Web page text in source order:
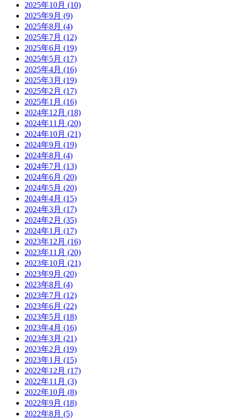
2025年10月 (10)
2025年9月 (9)
2025年8月 (4)
2025年7月 (12)
2025年6月 (19)
2025年5月 (17)
2025年4月 (16)
2025年3月 (19)
2025年2月 (17)
2025年1月 (16)
2024年12月 (18)
2024年11月 (20)
2024年10月 (21)
2024年9月 (19)
2024年8月 (4)
2024年7月 (13)
2024年6月 (20)
2024年5月 (20)
2024年4月 (15)
2024年3月 (17)
2024年2月 (35)
2024年1月 (17)
2023年12月 (16)
2023年11月 (20)
2023年10月 (21)
2023年9月 (20)
2023年8月 (4)
2023年7月 (12)
2023年6月 (22)
2023年5月 (18)
2023年4月 (16)
2023年3月 (21)
2023年2月 (19)
2023年1月 (15)
2022年12月 (17)
2022年11月 (3)
2022年10月 (8)
2022年9月 (18)
2022年8月 (5)